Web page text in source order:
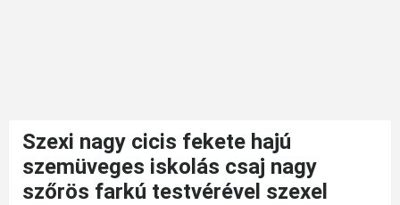
Szexi nagy cicis fekete hajú
szemüveges iskolás csaj nagy
szőrös farkú testvérével szexel